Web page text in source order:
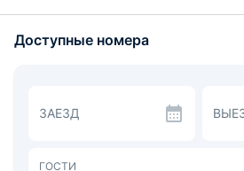
Номерной фонд представлен
Собственная ванная комната
набором сантехники и полотенцами.
напитки и легкие закуски. По
Доступные номера
ЗАЕЗД
ГОСТИ